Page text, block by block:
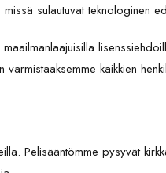
sulautuvat teknologinen
varmistaaksemme kaikkien
Pelisääntömme pysyvät